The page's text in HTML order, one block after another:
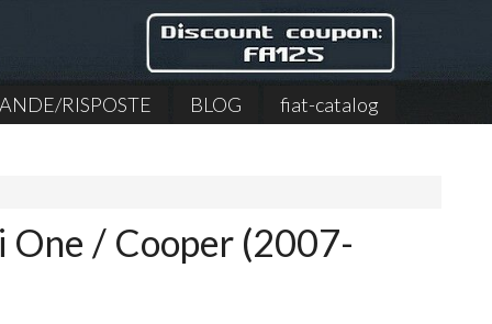
RISPOSTE BLOG fiat-catalog
/ Cooper (2007-